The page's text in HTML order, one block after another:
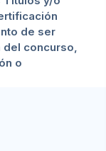
de ser
concurso,
o